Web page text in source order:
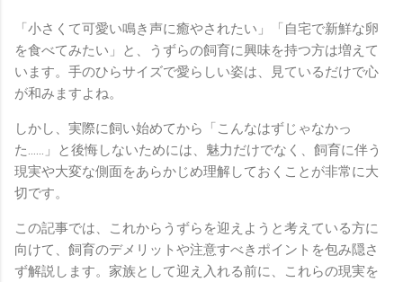
「小さくて可愛い鳴き声に癒やされたい」「自宅で新鮮な卵
を食べてみたい」と、うずらの飼育に興味を持つ方は増えて
います。手のひらサイズで愛らしい姿は、見ているだけで心
が和みますよね。
しかし、実際に飼い始めてから「こんなはずじゃなかっ
た……」と後悔しないためには、魅力だけでなく、飼育に伴う
現実や大変な側面をあらかじめ理解しておくことが非常に大
切です。
この記事では、これからうずらを迎えようと考えている方に
向けて、飼育のデメリットや注意すべきポイントを包み隠さ
ず解説します。家族として迎え入れる前に、これらの現実を